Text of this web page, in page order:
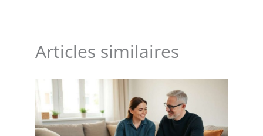
Articles similaires